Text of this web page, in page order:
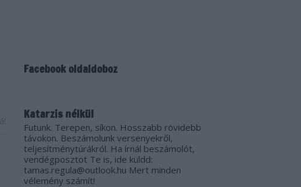
Facebook oldaldoboz
Katarzis nélkül
Futunk. Terepen, síkon. Hosszabb rövidebb
távokon. Beszámolunk versenyekről,
teljesítménytúrákról. Ha írnál beszámolót,
vendégposztot Te is, ide küldd:
tamas.regula@outlook.hu Mert minden
vélemény számít!